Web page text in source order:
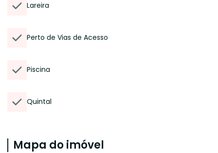
Lareira
Perto de Vias de Acesso
Piscina
Quintal
Mapa do imóvel